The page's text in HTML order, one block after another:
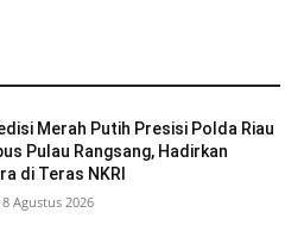
Merah Putih Presisi Polda Riau
Pulau Rangsang, Hadirkan
di Teras NKRI
Agustus 2026